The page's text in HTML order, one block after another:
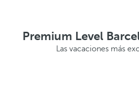
Premium Level
Las vacaciones más